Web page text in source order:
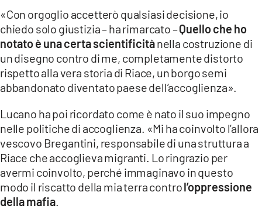
ILVIBONESE.IT
CATANZAROCHANNEL.IT
LACAPITALENEWS.IT
ANDROID
APPLE
«Con orgoglio accetterò qualsiasi decisione, io
chiedo solo giustizia – ha rimarcato –Quello che ho
notato è una certa scientificitànella costruzione di
un disegno contro di me, completamente distorto
rispetto alla vera storia di Riace, un borgo semi
abbandonato diventato paese dell’accoglienza».
Lucano ha poi ricordato come è nato il suo impegno
nelle politiche di accoglienza. «Mi ha coinvolto l’allora
vescovo Bregantini, responsabile di una struttura a
Riace che accoglieva migranti. Lo ringrazio per
avermi coinvolto, perché immaginavo in questo
modo il riscatto della mia terra control’oppressione
della mafia.